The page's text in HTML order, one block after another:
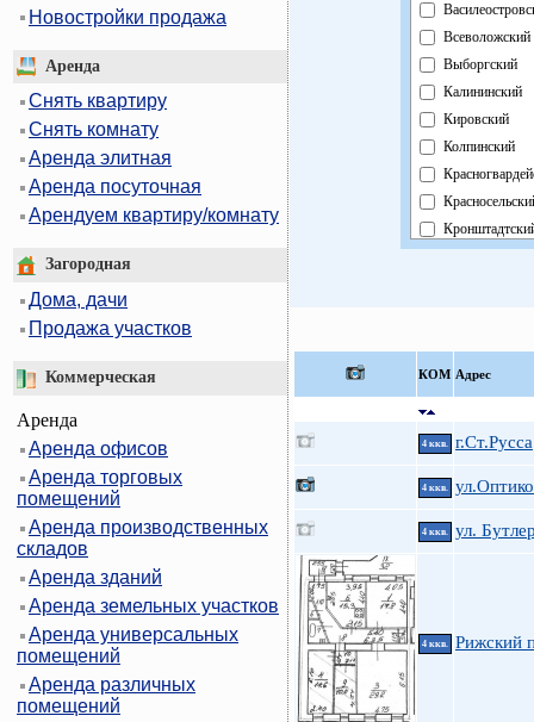
Новостройки продажа
Аренда
Снять квартиру
Снять комнату
Аренда элитная
Аренда посуточная
Арендуем квартиру/комнату
Загородная
Дома, дачи
Продажа участков
Коммерческая
Аренда
Аренда офисов
Аренда торговых
помещений
Аренда производственных
складов
Аренда зданий
Аренда земельных участков
Аренда универсальных
помещений
Аренда различных
помещений
Всеволожский
Выборгский
Калининский
Кировский
Колпинский
Павловский
Петроградский
Приморский
Пушкинский
Фрунзенский
Центральный
КOМ Адрес
4 ккв. г.Ст.Русса
4 ккв.
4 ккв. ул.
4 ккв. Рижский